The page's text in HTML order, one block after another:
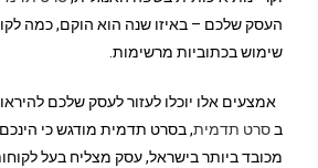
העסק שלכם – באיזו שנה הוא הוקם, כמה
שימוש בכתוביות מרשימות.
אמצעים אלו יוכלו לעזור לעסק שלכם
בסרט תדמית, בסרט תדמית מודגש כי
מכובד ביותר בישראל, עסק מצליח בעל